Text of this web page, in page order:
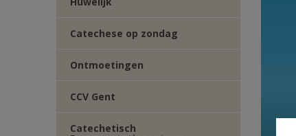
Catechese op zondag
Ontmoetingen
CCV Gent
Catechetisch